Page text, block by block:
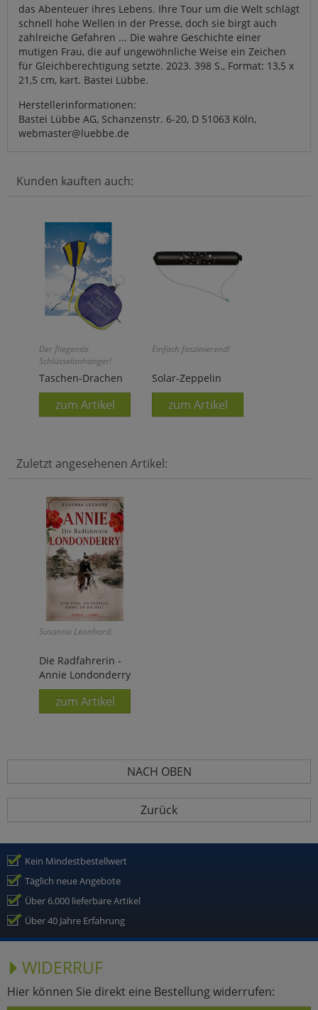
das Abenteuer ihres Lebens. Ihre Tour um die Welt schlägt
schnell hohe Wellen in der Presse, doch sie birgt auch
zahlreiche Gefahren ... Die wahre Geschichte einer
mutigen Frau, die auf ungewöhnliche Weise ein Zeichen
für Gleichberechtigung setzte. 2023. 398 S., Format: 13,5 x
21,5 cm, kart. Bastei Lübbe.
Herstellerinformationen:
Bastei Lübbe AG, Schanzenstr. 6-20, D 51063 Köln,
webmaster@luebbe.de
Kunden kauften auch:
Der fliegende
Schlüsselanhänger!
Taschen-Drachen
zum Artikel
Einfach faszinierend!
Solar-Zeppelin
zum Artikel
Zuletzt angesehenen Artikel:
Susanna Leonhard:
Die Radfahrerin -
Annie Londonderry
zum Artikel
NACH OBEN
Zurück
Kein Mindestbestellwert
Täglich neue Angebote
Über 6.000 lieferbare Artikel
Über 40 Jahre Erfahrung
WIDERRUF
Hier können Sie direkt eine Bestellung widerrufen: